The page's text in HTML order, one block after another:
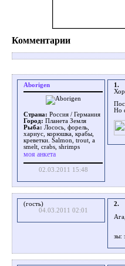
Комментарии
Aborigen
Страна: Россия / Германия
Город: Планета Земля
Рыба: Лосось, форель,
хариус, корюшка, крабы,
креветки. Salmon, trout, a
smelt, crabs, shrimps
моя анкета
02.03.2011 15:48
1.
Но
(гость)
04.03.2011 02:01
2.
зы: